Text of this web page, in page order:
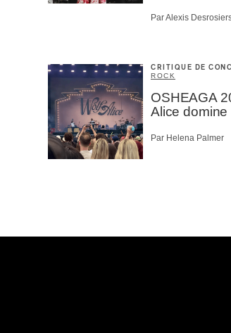
Par Alexis
CRITIQUE DE
ROCK
OSHEAGA
Alice
Par Helena Palmer